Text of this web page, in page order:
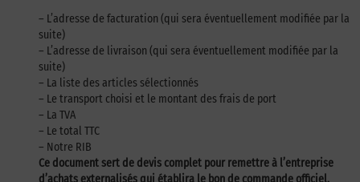
– L’adresse de facturation (qui sera éventuellement modifiée par la
suite)
– L’adresse de livraison (qui sera éventuellement modifiée par la
suite)
– La liste des articles sélectionnés
– Le transport choisi et le montant des frais de port
– La TVA
– Le total TTC
– Notre RIB
Ce document sert de devis complet pour remettre à l’entreprise